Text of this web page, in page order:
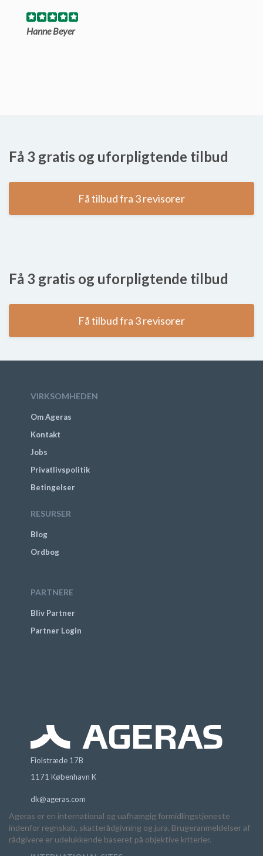
Hanne Beyer
Få 3 gratis og uforpligtende tilbud
Få tilbud fra 3 revisorer
Få 3 gratis og uforpligtende tilbud
Få tilbud fra 3 revisorer
VIRKSOMHEDEN
Om Ageras
Kontakt
Jobs
Privatlivspolitik
Betingelser
RESURSER
Blog
Ordbog
PARTNERE
Bliv Partner
Partner Login
Fiolstræde 17B
1171 København K
dk@ageras.com
Ageras er en international og uafhængig formidlingstjeneste
indenfor regnskab, skatterådgivning og jura. Brugeranmeldelser af
rådgivere er udelukkende baseret på objektive kriterier.